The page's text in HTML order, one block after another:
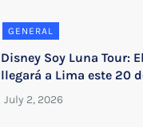
GENERAL
Disney Soy Luna Tour:
llegará a Lima este 20